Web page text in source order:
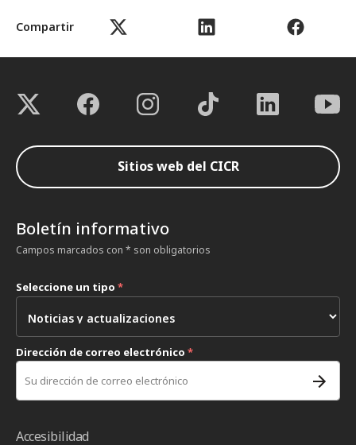
Compartir
Sitios web del CICR
Boletín informativo
Campos marcados con * son obligatorios
Seleccione un tipo *
Dirección de correo electrónico *
Accesibilidad